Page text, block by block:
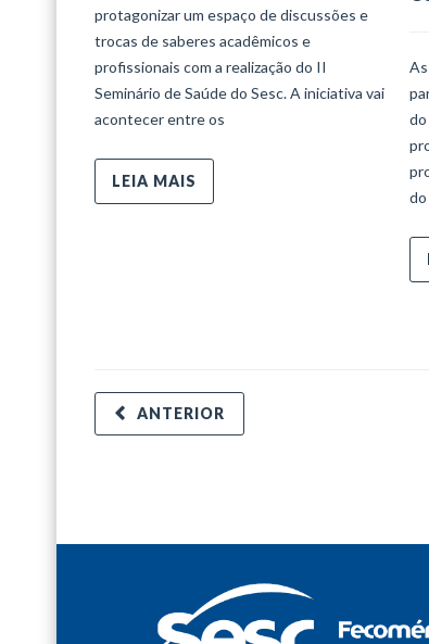
protagonizar um espaço de discussões e
trocas de saberes acadêmicos e
profissionais com a realização do II
Seminário de Saúde do Sesc. A iniciativa vai
acontecer entre os
LEIA MAIS
do
do
ANTERIOR